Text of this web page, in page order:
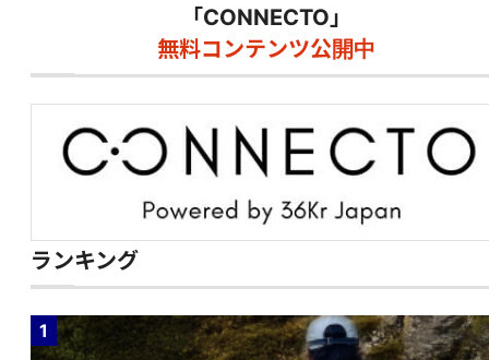
「CONNECTO」
無料コンテンツ公開中
ランキング
1